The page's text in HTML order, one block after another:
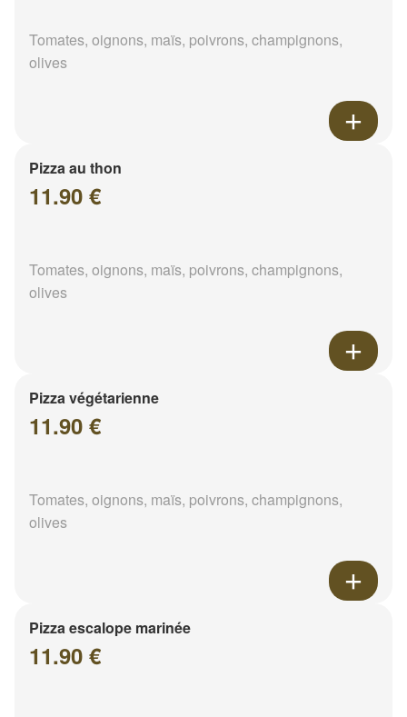
Tomates, oignons, maïs, poivrons, champignons,
olives
Pizza au thon
11.90 €
Tomates, oignons, maïs, poivrons, champignons,
olives
Pizza végétarienne
11.90 €
Tomates, oignons, maïs, poivrons, champignons,
olives
Pizza escalope marinée
11.90 €